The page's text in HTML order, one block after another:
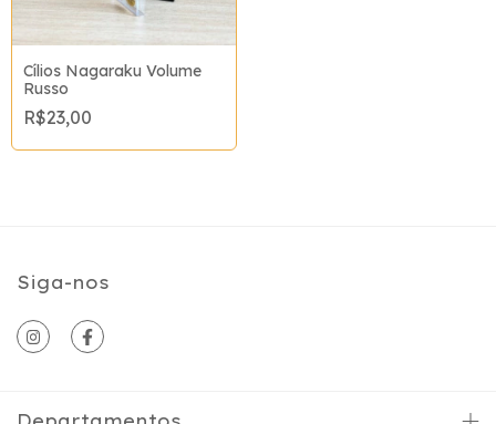
Cílios Nagaraku Volume
Russo
R$23,00
Siga-nos